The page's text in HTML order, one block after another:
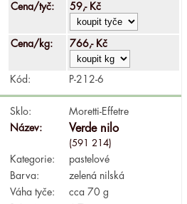
Cena/tyč: 59,- Kč
Cena/kg: 766,- Kč
Kód: P-212-6
Sklo:
Moretti-Effetre
Název:
Verde nilo
(591 214)
Kategorie:
pastelové
Barva:
zelená nilská
Váha tyče:
cca 70 g